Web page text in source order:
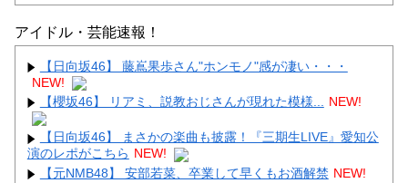
Powered by livedoor 相互RSS
アイドル・芸能速報！
【日向坂46】 藤嶌果歩さん"ホンモノ"感が凄い・・・
NEW!
【櫻坂46】 リアミ、説教おじさんが現れた模様...
NEW!
【日向坂46】 まさかの楽曲も披露！『三期生LIVE』愛知公
演のレポがこちら NEW!
【元NMB48】 安部若菜、卒業して早くもお酒解禁 NEW!